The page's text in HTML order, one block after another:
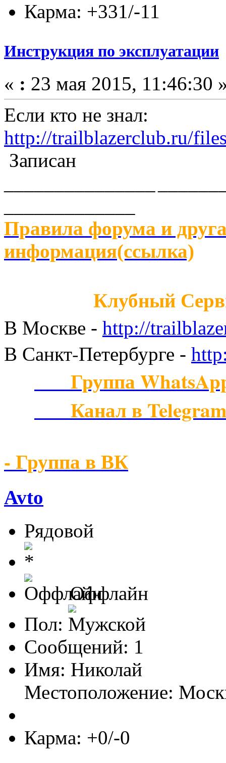
Карма: +331/-11
Инструкция по эксплуатации
« : 23 мая 2015, 11:46:30
Если кто не знал:
http://trailblazerclub.ru/
Записан
Правила форума и
информация(ссылка)
Клубный
В Москве - http://
В Санкт-Петербурге -
Группа
Канал в
- Группа в ВК
Avto
Рядовой
Оффлайн
Пол:
Сообщений: 1
Имя: Николай
Местоположение:
Карма: +0/-0